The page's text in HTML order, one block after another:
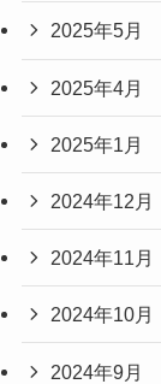
2025年5月
2025年4月
2025年1月
2024年12月
2024年11月
2024年10月
2024年9月